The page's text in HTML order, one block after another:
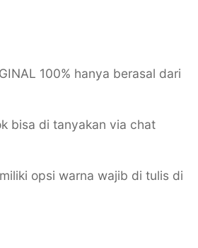
100% hanya berasal dari
bisa di tanyakan via chat
opsi warna wajib di tulis di